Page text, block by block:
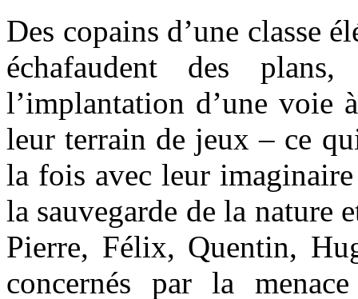
Des copains d’une classe
échafaudent des
l’implantation d’une voie
leur terrain de jeux – ce
la fois avec leur
la sauvegarde de la nature
Pierre, Félix, Quentin,
concernés par la